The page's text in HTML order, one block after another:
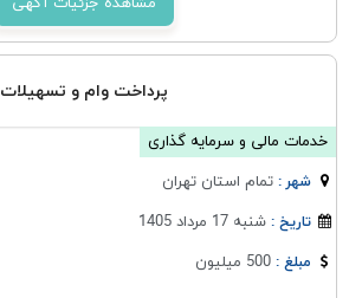
پرداخت وام و تسهیلات
خدمات مالی و سرمایه گذاری
شهر :تمام استان تهران
تاریخ :شنبه 17 مرداد 1405
مبلغ :500 میلیون